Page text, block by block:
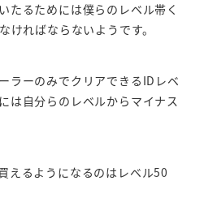
たるためには僕らのレベル帯く
ければならないようです。
ラーのみでクリアできるIDレベ
は自分らのレベルからマイナス
えるようになるのはレベル50